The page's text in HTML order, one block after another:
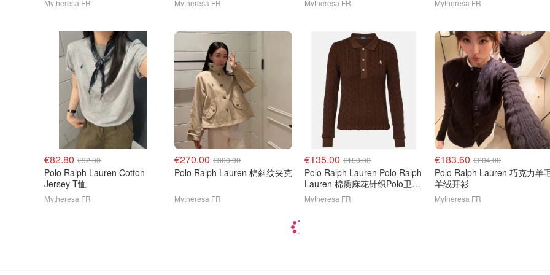
Mytheresa FR Mytheresa FR Mytheresa FR Mytheresa FR
€82.80 €92.00
Polo Ralph Lauren Cotton
Jersey T恤
Mytheresa FR
€270.00 €300.00
Polo Ralph Lauren 棉斜纹夹克
Mytheresa FR
€135.00 €150.00
Polo Ralph Lauren Polo Ralph
Lauren 棉质麻花针织Polo卫衣
棕色
Mytheresa FR
€183.60 €204.00
Polo Ralph Lauren 巧克力羊
羊绒开衫
Mytheresa FR